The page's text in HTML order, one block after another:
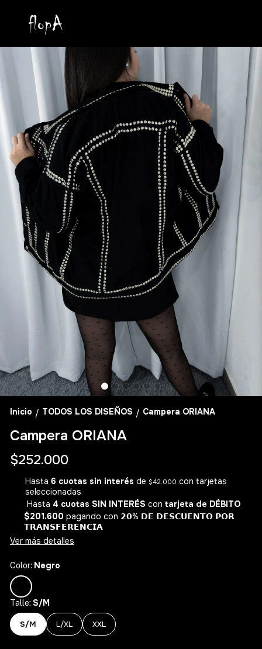
Inicio / TODOS LOS DISEÑOS / Campera ORIANA
Campera ORIANA
$252.000
Hasta 6 cuotas sin interés de $42.000 con tarjetas
seleccionadas
Hasta 4 cuotas SIN INTERÉS con tarjeta de DÉBITO
$201.600 pagando con 𝟮𝟬% 𝗗𝗘 𝗗𝗘𝗦𝗖𝗨𝗘𝗡𝗧𝗢 𝗣𝗢𝗥
𝗧𝗥𝗔𝗡𝗦𝗙𝗘𝗥𝗘𝗡𝗖𝗜𝗔
Ver más detalles
Color: Negro
Talle: S/M
S/M L/XL XXL